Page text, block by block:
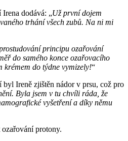
dodává: „Už první dojem
trhání všech zubů. Na ni mi
principu ozařování
do samého konce ozařovacího
krémem do týdne vymizely!“
Ireně zjištěn nádor v prsu, což pro
Byla jsem v tu chvíli ráda, že
vyšetření a díky němu
protony.